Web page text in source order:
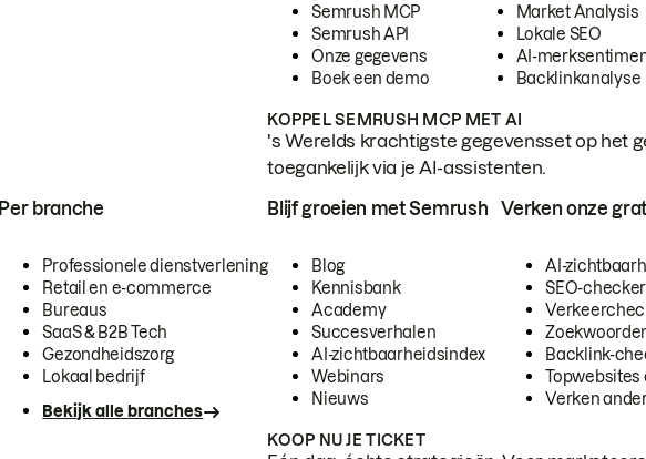
Semrush MCP
Semrush API
Onze gegevens
Boek een demo
Market Analysis
Lokale SEO
AI-
Backlinkanalyse
KOPPEL SEMRUSH MCP MET AI
's Werelds krachtigste gegevensset op het
toegankelijk via je AI-assistenten.
Per branche
Professionele dienstverlening
Retail en e-commerce
Bureaus
SaaS & B2B Tech
Gezondheidszorg
Lokaal bedrijf
Bekijk alle branches
Blijf groeien met Semrush
Blog
Kennisbank
Academy
Succesverhalen
AI-zichtbaarheidsindex
Webinars
Nieuws
Verken onze
AI-
SEO-checker
Backlink-
Topwebsites
Verken
KOOP NU JE TICKET